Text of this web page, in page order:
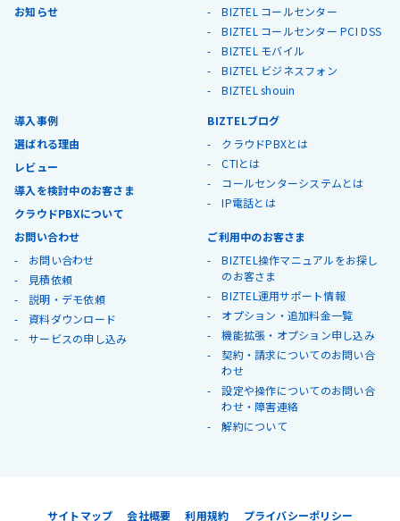
お知らせ
BIZTEL コールセンター
BIZTEL コールセンター PCI DSS
BIZTEL モバイル
BIZTEL ビジネスフォン
BIZTEL shouin
導入事例
選ばれる理由
レビュー
導入を検討中のお客さま
クラウドPBXについて
BIZTELブログ
クラウドPBXとは
CTIとは
コールセンターシステムとは
IP電話とは
お問い合わせ
お問い合わせ
見積依頼
説明・デモ依頼
資料ダウンロード
サービスの申し込み
ご利用中のお客さま
BIZTEL操作マニュアルをお探し
のお客さま
BIZTEL運用サポート情報
オプション・追加料金一覧
機能拡張・オプション申し込み
契約・請求についてのお問い合
わせ
設定や操作についてのお問い合
わせ・障害連絡
解約について
サイトマップ 会社概要 利用規約 プライバシーポリシー